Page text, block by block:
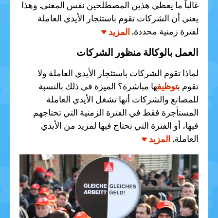
غالباً ما يعطي هذين المصطلحين نفس المعنى. وهذا
يعني أن الشركات تقوم باستئجار الأيدي العاملة
لفترة زمنية محددة. المزيد
العمل بالوكالة منظور الشركات
لماذا تقوم الشركات باستئجار الأيدي العاملة ولا
تقوم بتوظيفها مباشرة؟ الميزة في ذلك بالنسبة
للمصانع والشركات أنها تشغل الأيدي العاملة
المستأجرة فقط في الفترة الزمنية التي تحتاجهم
فيها، أو الفترة التي تحتاج فيها لمزيد من الأيدي
العاملة. المزيد